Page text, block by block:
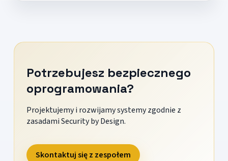
Potrzebujesz bezpiecznego
oprogramowania?
Projektujemy i rozwijamy systemy zgodnie z
zasadami Security by Design.
Skontaktuj się z zespołem